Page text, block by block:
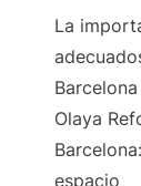
La
Olaya
espacio